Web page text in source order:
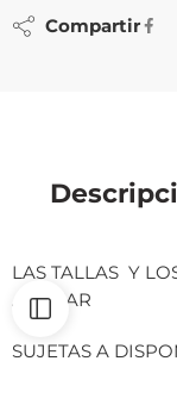
Compartir
LAS TALLAS Y
AL AZAR
SUJETAS A